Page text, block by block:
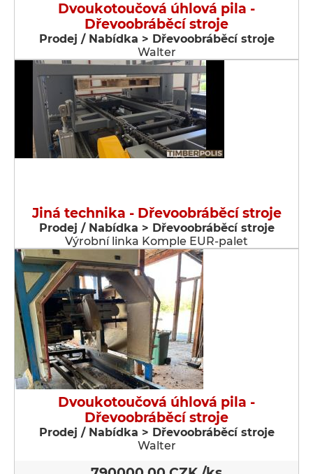
Dvoukotoučová úhlová pila -
Dřevoobráběcí stroje
Prodej / Nabídka > Dřevoobráběcí stroje
Walter
Jiná technika - Dřevoobráběcí stroje
Prodej / Nabídka > Dřevoobráběcí stroje
Výrobní linka Komple EUR-palet
Dvoukotoučová úhlová pila -
Dřevoobráběcí stroje
Prodej / Nabídka > Dřevoobráběcí stroje
Walter